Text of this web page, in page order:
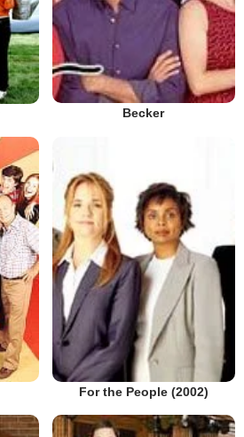
Becker
For the People (2002)